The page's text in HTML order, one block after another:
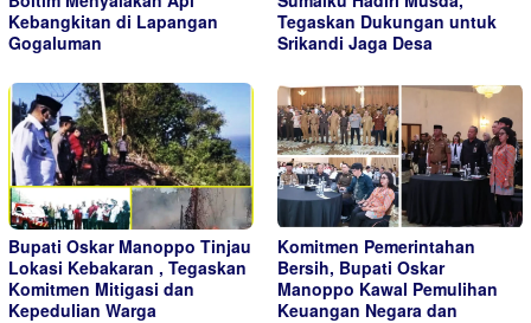
Kebangkitan di Lapangan
Gogaluman
Tegaskan Dukungan untuk
Srikandi Jaga Desa
Bupati Oskar Manoppo Tinjau
Lokasi Kebakaran , Tegaskan
Komitmen Mitigasi dan
Kepedulian Warga
Komitmen Pemerintahan
Bersih, Bupati Oskar
Manoppo Kawal Pemulihan
Keuangan Negara dan